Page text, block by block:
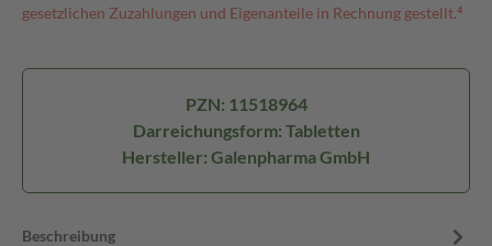
gesetzlichen Zuzahlungen und Eigenanteile in Rechnung gestellt.⁴
PZN: 11518964
Darreichungsform: Tabletten
Hersteller: Galenpharma GmbH
Beschreibung